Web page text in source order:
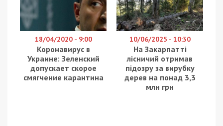
18/04/2020 - 9:00
Коронавирус в
Украине: Зеленский
допускает скорое
смягчение карантина
10/06/2025 - 10:30
На Закарпатті
лісничий отримав
підозру за вирубку
дерев на понад 3,3
млн грн